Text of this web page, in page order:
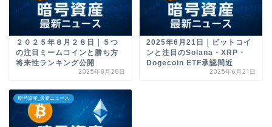
２０２５年８月２８日｜５つ
の注目ミームコインと勝ち方
将来性ランキング公開
2025年8月28日
2025年6月21日｜ビットコイ
ンと注目のSolana・XRP・
Dogecoin ETF承認間近
2025年6月21日
暗号資産_最新ニュース